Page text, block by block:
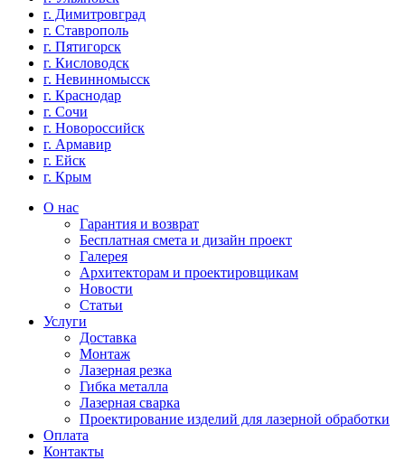
г. Димитровград
г. Ставрополь
г. Пятигорск
г. Кисловодск
г. Невинномысск
г. Краснодар
г. Сочи
г. Новороссийск
г. Армавир
г. Ейск
г. Крым
О нас
Гарантия и возврат
Бесплатная смета и дизайн проект
Галерея
Архитекторам и проектировщикам
Новости
Статьи
Услуги
Доставка
Монтаж
Лазерная резка
Гибка металла
Лазерная сварка
Проектирование изделий для лазерной обработки
Оплата
Контакты